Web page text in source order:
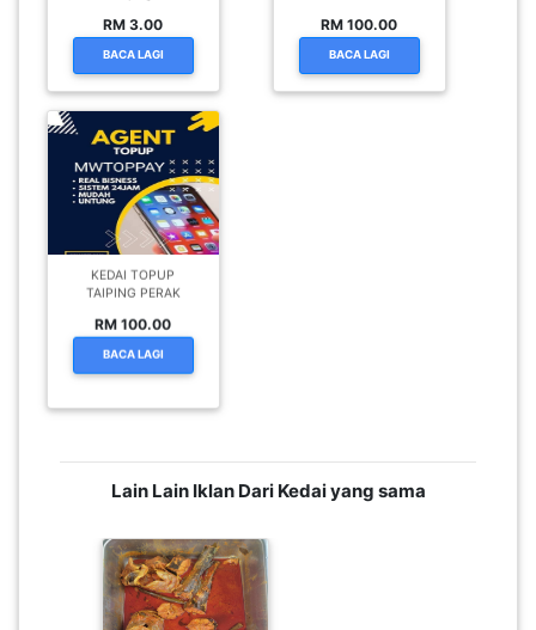
KEDAI TOPUP
TAIPING PERAK
RM 100.00
BACA LAGI
Lain Lain Iklan Dari Kedai yang sama
MELETOP GILERR
PADANG TEMBAK
LUMUT
RM 2.00